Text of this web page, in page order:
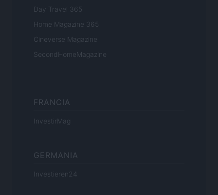
Day Travel 365
Home Magazine 365
Cineverse Magazine
SecondHomeMagazine
FRANCIA
InvestirMag
GERMANIA
Investieren24